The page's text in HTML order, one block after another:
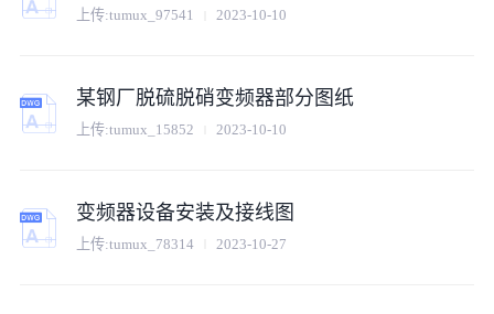
上传:tumux_97541 2023-10-10
某钢厂脱硫脱硝变频器部分图纸
上传:tumux_15852 2023-10-10
变频器设备安装及接线图
上传:tumux_78314 2023-10-27